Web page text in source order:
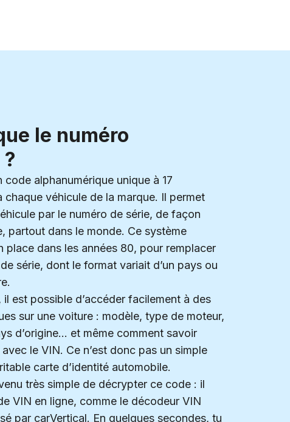
le numéro
alphanumérique unique à 17
chaque véhicule de la marque. Il permet
par le numéro de série, de façon
partout dans le monde. Ce système
place dans les années 80, pour remplacer
série, dont le format variait d’un pays ou
est possible d’accéder facilement à des
sur une voiture : modèle, type de moteur,
d’origine… et même comment savoir
avec le VIN. Ce n’est donc pas un simple
carte d’identité automobile.
très simple de décrypter ce code : il
VIN en ligne, comme le décodeur VIN
par carVertical. En quelques secondes, tu